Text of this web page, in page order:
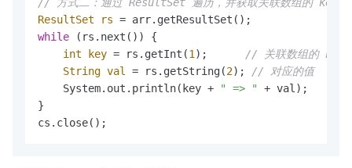
ResultSet
rs =
while (rs.next()) {
int
key = rs.getInt(1 );
// 关联数组的 key
String val = rs.getString(2);
// 对应的值
    System.out.println(key +
" => "
+ val);
}